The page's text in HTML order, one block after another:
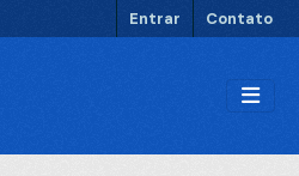
Entrar Contato